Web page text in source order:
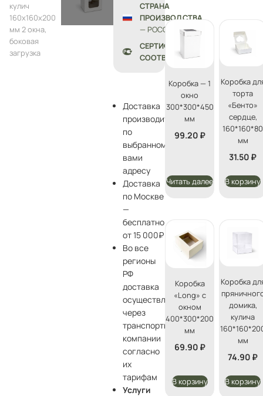
кулич
160х160х200
мм 2 окна,
боковая
загрузка
СТРАНА
ПРОИЗВОДСТВА
— РОССИЯ
СЕРТИФИКАТЫ
СООТВЕТСТВИЯ
Доставка
производится
по
выбранному
вами
адресу
Доставка
по Москве
—
бесплатно
от 15 000₽
Во все
регионы
РФ
доставка
осуществляется
через
транспортные
компании
согласно
их
тарифам
Услуги
Коробка — 1
окно
300*300*450
мм
99.20 ₽
Читать далее
Коробка
торта
«Бенто»
сердце,
160*160*80
мм
31.50 ₽
В корзину
Коробка
«Long» с
окном
400*300*200
мм
69.90 ₽
В корзину
Коробка
домика,
кулича
мм
74.90 ₽
В корзину